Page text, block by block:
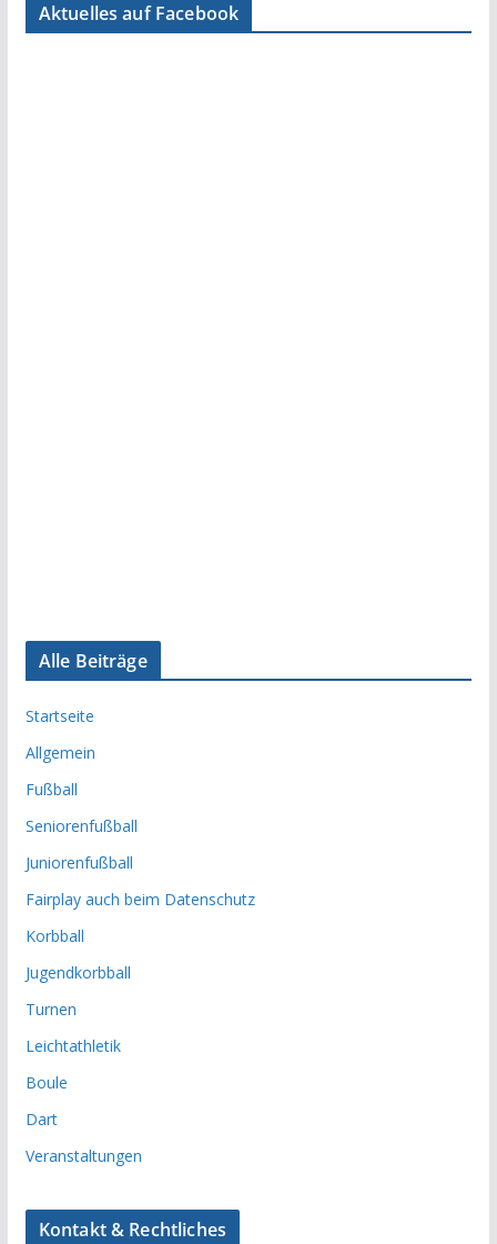
Aktuelles auf Facebook
Alle Beiträge
Startseite
Allgemein
Fußball
Seniorenfußball
Juniorenfußball
Fairplay auch beim Datenschutz
Korbball
Jugendkorbball
Turnen
Leichtathletik
Boule
Dart
Veranstaltungen
Kontakt & Rechtliches